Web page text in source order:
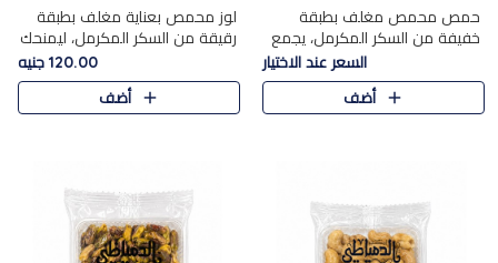
حمص محمص مغلف بطبقة
خفيفة من السكر المكرمل، يجمع
بين القرمشة المميزة والطعم
الشرقي الأصيل في واحدة من أشهر
حلويات الموسم.
السعر عند الاختيار
أضف
لوز محمص بعناية مغلف بطبقة
رقيقة من السكر المكرمل، ليمنحك
قرمشة راقية ونكهة غنية تبرز
فخامة اللوز في كل قطعة.
120.00 جنيه
أضف